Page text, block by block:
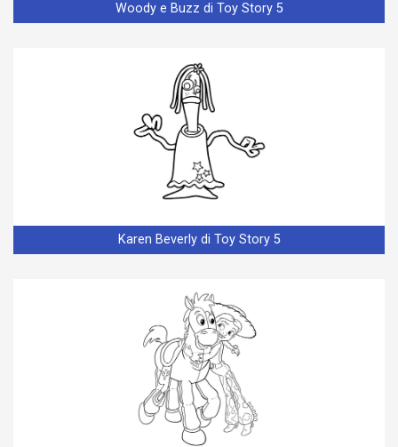
Woody e Buzz di Toy Story 5
Karen Beverly di Toy Story 5